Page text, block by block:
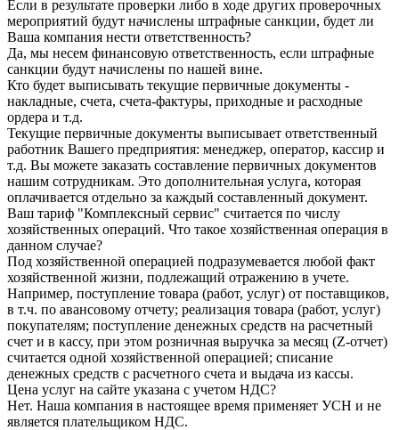
Если в результате проверки либо в ходе других проверочных
мероприятий будут начислены штрафные санкции, будет ли
Ваша компания нести ответственность?
Да, мы несем финансовую ответственность, если штрафные
санкции будут начислены по нашей вине.
Кто будет выписывать текущие первичные документы -
накладные, счета, счета-фактуры, приходные и расходные
ордера и т.д.
Текущие первичные документы выписывает ответственный
работник Вашего предприятия: менеджер, оператор, кассир и
т.д. Вы можете заказать составление первичных документов
нашим сотрудникам. Это дополнительная услуга, которая
оплачивается отдельно за каждый составленный документ.
Ваш тариф "Комплексный сервис" считается по числу
хозяйственных операций. Что такое хозяйственная операция в
данном случае?
Под хозяйственной операцией подразумевается любой факт
хозяйственной жизни, подлежащий отражению в учете.
Например, поступление товара (работ, услуг) от поставщиков,
в т.ч. по авансовому отчету; реализация товара (работ, услуг)
покупателям; поступление денежных средств на расчетный
счет и в кассу, при этом розничная выручка за месяц (Z-отчет)
считается одной хозяйственной операцией; списание
денежных средств с расчетного счета и выдача из кассы.
Цена услуг на сайте указана с учетом НДС?
Нет. Наша компания в настоящее время применяет УСН и не
является плательщиком НДС.